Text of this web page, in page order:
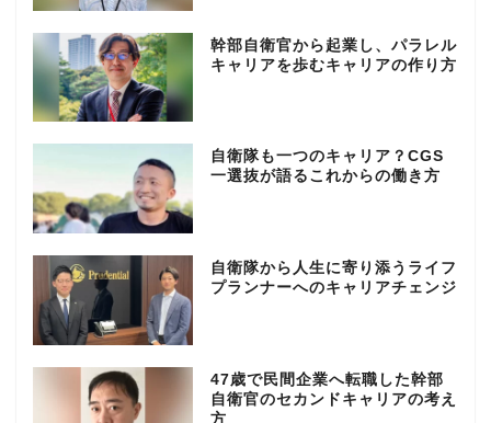
幹部自衛官から起業し、パラレル
キャリアを歩むキャリアの作り方
自衛隊も一つのキャリア？CGS
一選抜が語るこれからの働き方
自衛隊から人生に寄り添うライフ
プランナーへのキャリアチェンジ
47歳で民間企業へ転職した幹部
自衛官のセカンドキャリアの考え
方